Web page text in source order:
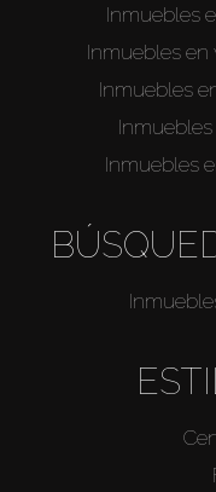
Inmuebles
Inmuebles
Inmuebles
Inmuebles